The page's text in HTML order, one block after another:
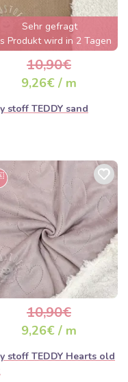
Sehr gefragt
Produkt wird in 2 Tagen
ausverkauft sein
10,90€
9,26€ / m
stoff TEDDY sand
10,90€
9,26€ / m
stoff TEDDY Hearts old